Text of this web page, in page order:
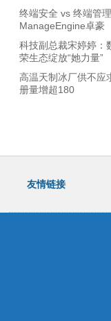
终端安全 vs 终端管
ManageEngine卓豪
科技副总裁宋婷婷：
荣生态绽放“她力量”
高温天制冰厂供不应
册量增超180
友情链接